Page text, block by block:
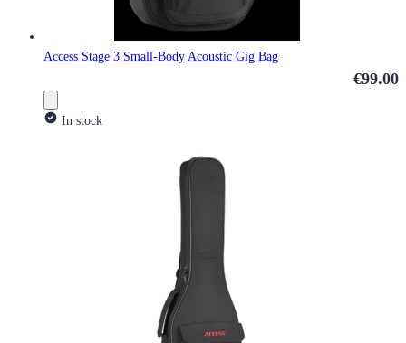
Access Stage 3 Small-Body Acoustic Gig Bag
€99.00
In stock